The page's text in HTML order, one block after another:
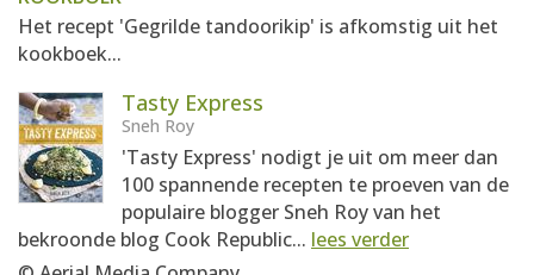
Het recept 'Gegrilde tandoorikip' is afkomstig uit het
kookboek...
Tasty Express
Sneh Roy
'Tasty Express' nodigt je uit om meer dan
100 spannende recepten te proeven van de
populaire blogger Sneh Roy van het
bekroonde blog Cook Republic... lees verder